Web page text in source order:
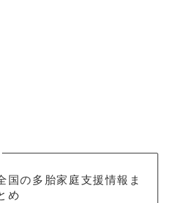
国の多胎家庭支援情報ま
め